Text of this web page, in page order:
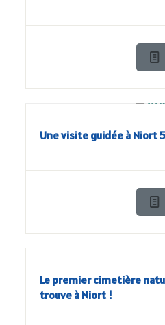
Une visite guidée à Niort
Le premier cimetière
trouve à Niort !